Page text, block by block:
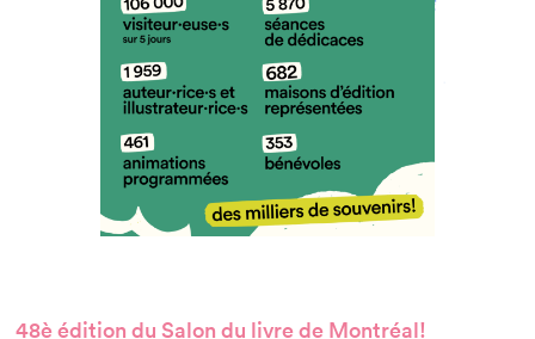
48è édition du Salon du livre de Montréal!